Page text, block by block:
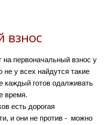
взнос
первоначальный взнос у
не у всех найдутся такие
каждый готов одалживать
время.
есть дорогая
и они не против - можно